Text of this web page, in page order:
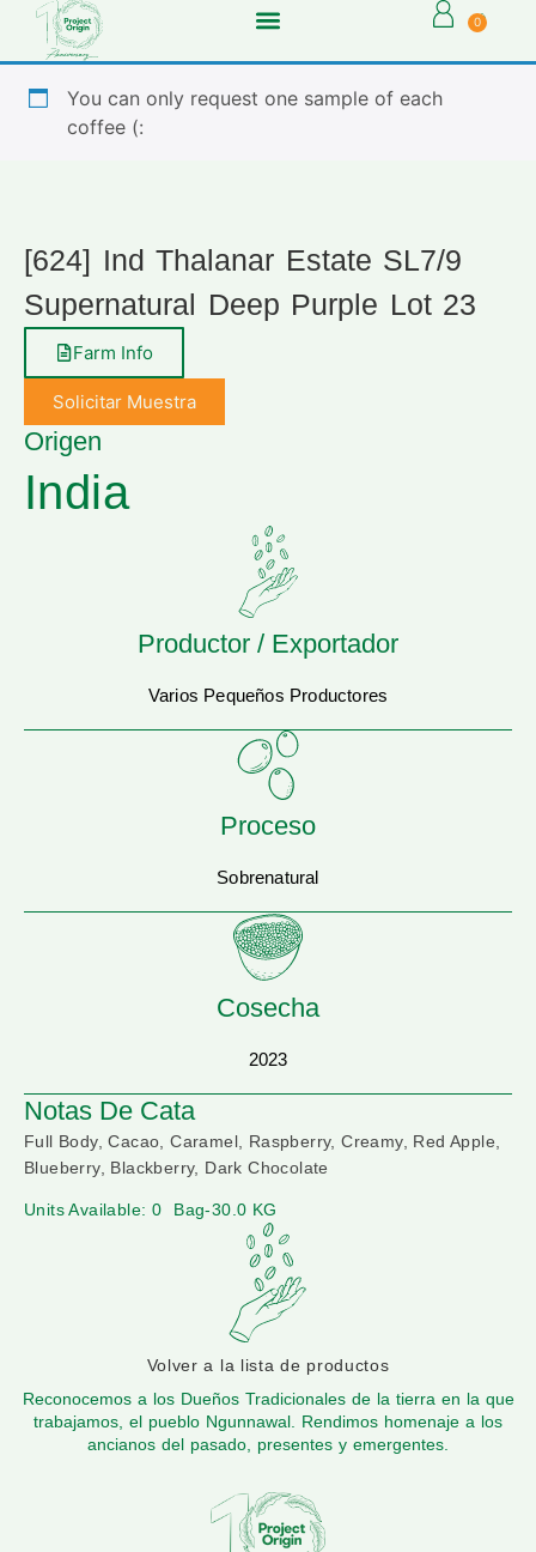
0
You can only request one sample of each
coffee (:
[624] Ind Thalanar Estate SL7/9
Supernatural Deep Purple Lot 23
Farm Info
Solicitar Muestra
Origen
India
Productor / Exportador
Varios Pequeños Productores
Proceso
Sobrenatural
Cosecha
2023
Notas De Cata
Full Body, Cacao, Caramel, Raspberry, Creamy, Red Apple,
Blueberry, Blackberry, Dark Chocolate
Units Available: 0 Bag-30.0 KG
Volver a la lista de productos
Reconocemos a los Dueños Tradicionales de la tierra en la que
trabajamos, el pueblo Ngunnawal. Rendimos homenaje a los
ancianos del pasado, presentes y emergentes.